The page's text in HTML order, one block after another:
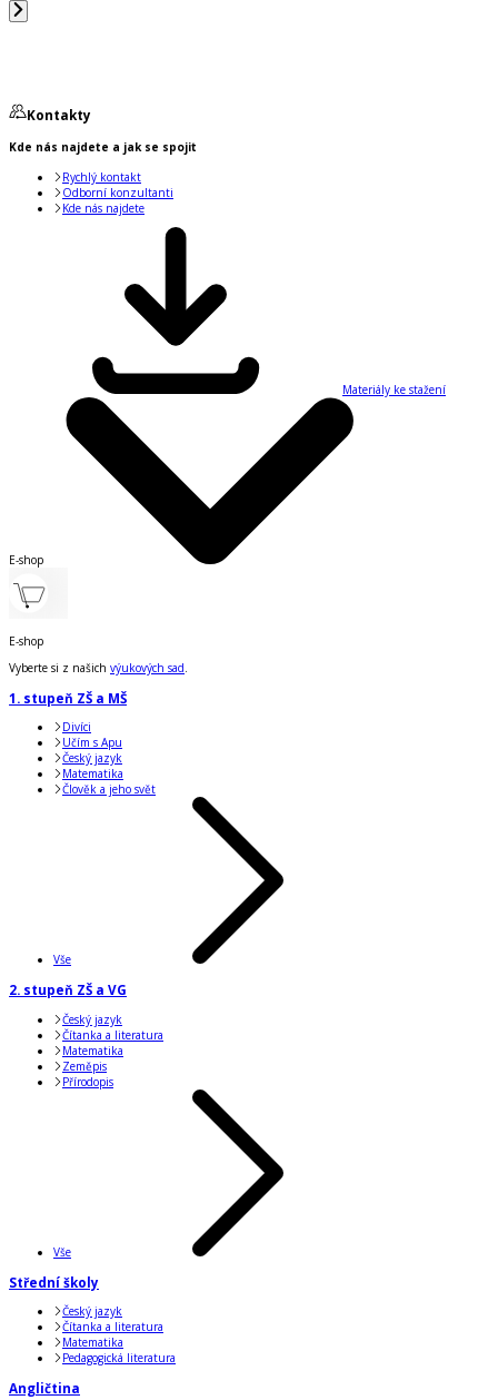
Kontakty
Kde nás najdete a jak se spojit
Rychlý kontakt
Odborní konzultanti
Kde nás najdete
Materiály ke stažení
E-shop
E-shop
Vyberte si z našich výukových sad.
1. stupeň ZŠ a MŠ
Divíci
Učím s Apu
Český jazyk
Matematika
Člověk a jeho svět
Vše
2. stupeň ZŠ a VG
Český jazyk
Čítanka a literatura
Matematika
Zeměpis
Přírodopis
Vše
Střední školy
Český jazyk
Čítanka a literatura
Matematika
Pedagogická literatura
Angličtina